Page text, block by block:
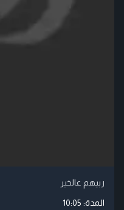
ربيهم عالخير
المدة: 10:05